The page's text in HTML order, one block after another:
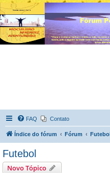
FAQ Contato
Índice do fórum Fórum
Futebol
Novo Tópico